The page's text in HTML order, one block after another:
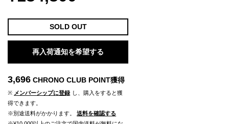
SOLD OUT
再入荷通知を希望する
3,696 CHRONO CLUB POINT獲得
※ メンバーシップに登録 し、購入をすると獲
得できます。
※別途送料がかかります。
送料を確認する